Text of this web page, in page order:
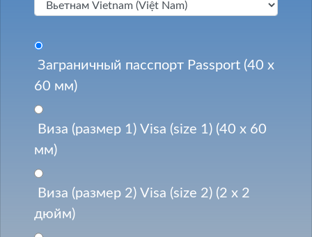
Заграничный пасспорт Passport (40 x
60 мм)
Виза (размер 1) Visa (size 1) (40 x 60
мм)
Виза (размер 2) Visa (size 2) (2 x 2
дюйм)